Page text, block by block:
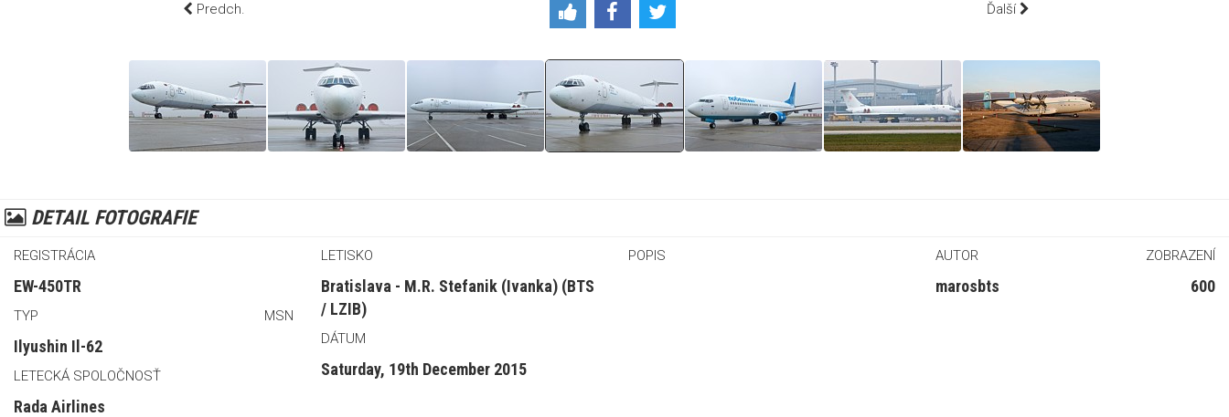
Predch. Ďalší
DETAIL FOTOGRAFIE
REGISTRÁCIA
EW-450TR
TYP MSN
Ilyushin Il-62
LETECKÁ SPOLOČNOSŤ
Rada Airlines
LETISKO
Bratislava - M.R. Stefanik (Ivanka) (BTS
/ LZIB)
DÁTUM
Saturday, 19th December 2015
POPIS AUTOR ZOBRAZENÍ
marosbts 600